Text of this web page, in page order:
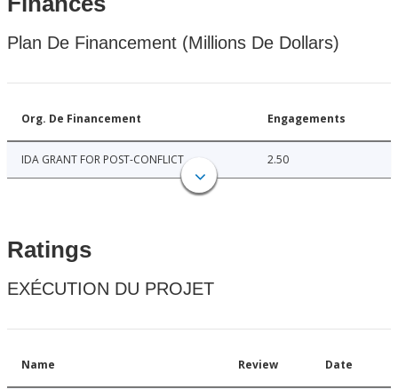
Plan De Financement (Millions De Dollars)
Org. De Financement Engagements
IDA GRANT FOR POST-CONFLICT 2.50
Ratings
EXÉCUTION DU PROJET
Name Review Date